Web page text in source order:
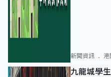
新聞資訊 港
九龍城學